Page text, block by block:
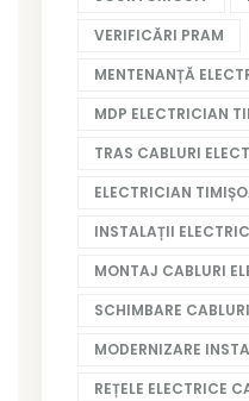
VERIFICĂRI PRAM
MENTENANȚĂ
MDP ELECTRICIAN
TRAS CABLURI
ELECTRICIAN
INSTALAȚII
MONTAJ CABLURI
SCHIMBARE
MODERNIZARE
REȚELE ELECTRICE